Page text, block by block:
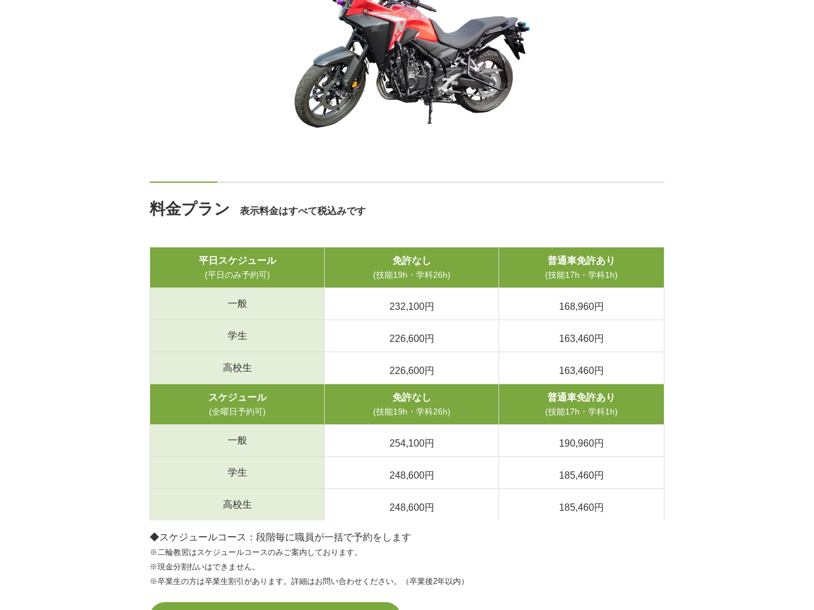
料金プラン 表示料金はすべて税込みです
平日スケジュール
(平日のみ予約可)
免許なし
(技能19h・学科26h)
普通車免許あり
(技能17h・学科1h)
一般 232,100円 168,960円
学生 226,600円 163,460円
高校生 226,600円 163,460円
スケジュール
(全曜日予約可)
免許なし
(技能19h・学科26h)
普通車免許あり
(技能17h・学科1h)
一般 254,100円 190,960円
学生 248,600円 185,460円
高校生 248,600円 185,460円
◆スケジュールコース：段階毎に職員が一括で予約をします
※二輪教習はスケジュールコースのみご案内しております。
※現金分割払いはできません。
※卒業生の方は卒業生割引があります。詳細はお問い合わせください。（卒業後2年以内）